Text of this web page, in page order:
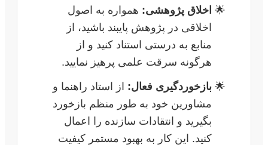
اخلاق پژوهشی: همواره به اصول
اخلاقی در پژوهش پایبند باشید، از
منابع به درستی استناد کنید و از
هرگونه سرقت علمی پرهیز نمایید.
بازخوردگیری فعال: از استاد راهنما و
مشاورین خود به طور منظم بازخورد
بگیرید و انتقادات سازنده را اعمال
کنید. این کار به بهبود مستمر کیفیت